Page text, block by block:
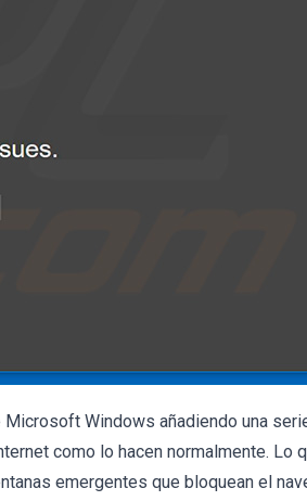
Windows añadiendo una
como lo hacen normalmente. Lo
emergentes que bloquean el